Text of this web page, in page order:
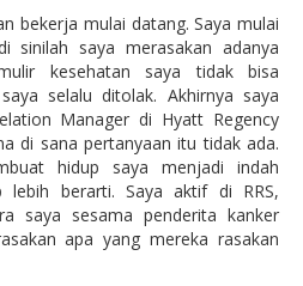
bekerja mulai datang. Saya mulai
sinilah saya merasakan adanya
kesehatan saya tidak bisa
selalu ditolak. Akhirnya saya
Manager di Hyatt Regency
di sana pertanyaan itu tidak ada.
hidup saya menjadi indah
lebih berarti. Saya aktif di RRS,
saya sesama penderita kanker
apa yang mereka rasakan